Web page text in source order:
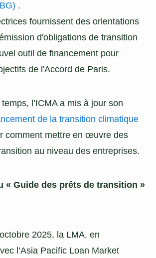
.
fournissent des orientations
d'obligations de transition
outil de financement pour
de l'Accord de Paris.
l’ICMA a mis à jour son
de la transition climatique
comment mettre en œuvre des
au niveau des entreprises.
« Guide des prêts de transition »
2025, la LMA, en
l’Asia Pacific Loan Market